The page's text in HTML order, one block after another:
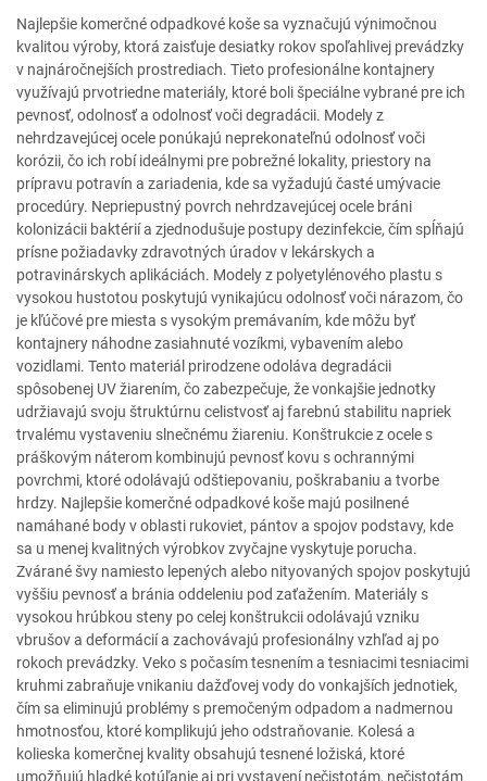
Najlepšie komerčné odpadkové koše sa vyznačujú výnimočnou
kvalitou výroby, ktorá zaisťuje desiatky rokov spoľahlivej prevádzky
v najnáročnejších prostrediach. Tieto profesionálne kontajnery
využívajú prvotriedne materiály, ktoré boli špeciálne vybrané pre ich
pevnosť, odolnosť a odolnosť voči degradácii. Modely z
nehrdzavejúcej ocele ponúkajú neprekonateľnú odolnosť voči
korózii, čo ich robí ideálnymi pre pobrežné lokality, priestory na
prípravu potravín a zariadenia, kde sa vyžadujú časté umývacie
procedúry. Nepriepustný povrch nehrdzavejúcej ocele bráni
kolonizácii baktérií a zjednodušuje postupy dezinfekcie, čím spĺňajú
prísne požiadavky zdravotných úradov v lekárskych a
potravinárskych aplikáciách. Modely z polyetylénového plastu s
vysokou hustotou poskytujú vynikajúcu odolnosť voči nárazom, čo
je kľúčové pre miesta s vysokým premávaním, kde môžu byť
kontajnery náhodne zasiahnuté vozíkmi, vybavením alebo
vozidlami. Tento materiál prirodzene odoláva degradácii
spôsobenej UV žiarením, čo zabezpečuje, že vonkajšie jednotky
udržiavajú svoju štruktúrnu celistvosť aj farebnú stabilitu napriek
trvalému vystaveniu slnečnému žiareniu. Konštrukcie z ocele s
práškovým náterom kombinujú pevnosť kovu s ochrannými
povrchmi, ktoré odolávajú odštiepovaniu, poškrabaniu a tvorbe
hrdzy. Najlepšie komerčné odpadkové koše majú posilnené
namáhané body v oblasti rukoviet, pántov a spojov podstavy, kde
sa u menej kvalitných výrobkov zvyčajne vyskytuje porucha.
Zvárané švy namiesto lepených alebo nityovaných spojov poskytujú
vyššiu pevnosť a bránia oddeleniu pod zaťažením. Materiály s
vysokou hrúbkou steny po celej konštrukcii odolávajú vzniku
vbrušov a deformácií a zachovávajú profesionálny vzhľad aj po
rokoch prevádzky. Veko s počasím tesnením a tesniacimi tesniacimi
kruhmi zabraňuje vnikaniu dažďovej vody do vonkajších jednotiek,
čím sa eliminujú problémy s premočeným odpadom a nadmernou
hmotnosťou, ktoré komplikujú jeho odstraňovanie. Kolesá a
kolieska komerčnej kvality obsahujú tesnené ložiská, ktoré
umožňujú hladké kotúľanie aj pri vystavení nečistotám, nečistotám